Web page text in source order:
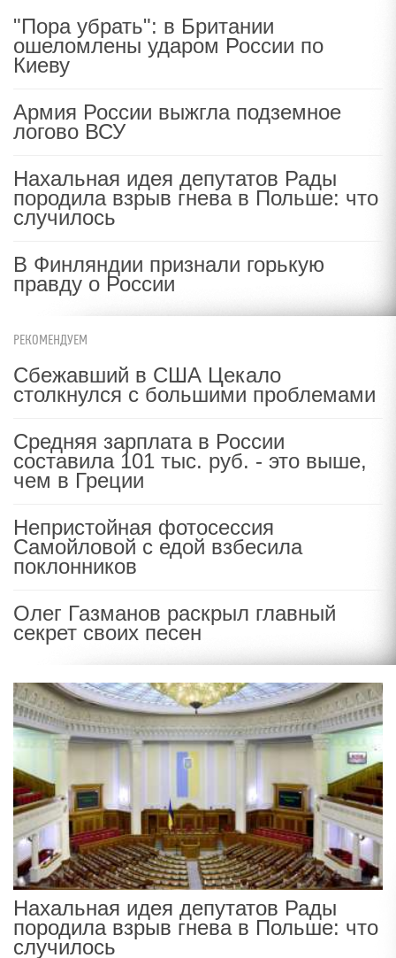
"Пора убрать": в Британии
ошеломлены ударом России по
Киеву
Армия России выжгла подземное
логово ВСУ
Нахальная идея депутатов Рады
породила взрыв гнева в Польше: что
случилось
В Финляндии признали горькую
правду о России
РЕКОМЕНДУЕМ
Сбежавший в США Цекало
столкнулся с большими проблемами
Средняя зарплата в России
составила 101 тыс. руб. - это выше,
чем в Греции
Непристойная фотосессия
Самойловой с едой взбесила
поклонников
Олег Газманов раскрыл главный
секрет своих песен
Нахальная идея депутатов Рады
породила взрыв гнева в Польше: что
случилось